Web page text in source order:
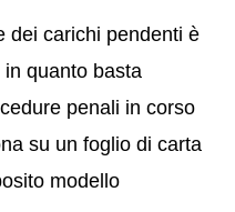
dei carichi pendenti è
in quanto basta
penali in corso
su un foglio di carta
modello